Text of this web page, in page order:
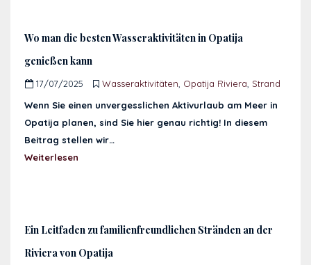
Wo man die besten Wasseraktivitäten in Opatija
genießen kann
17/07/2025 Wasseraktivitäten Opatija Riviera Strand
Wenn Sie einen unvergesslichen Aktivurlaub am Meer in
Opatija planen, sind Sie hier genau richtig! In diesem
Beitrag stellen wir…
Weiterlesen
Ein Leitfaden zu familienfreundlichen Stränden an der
Riviera von Opatija